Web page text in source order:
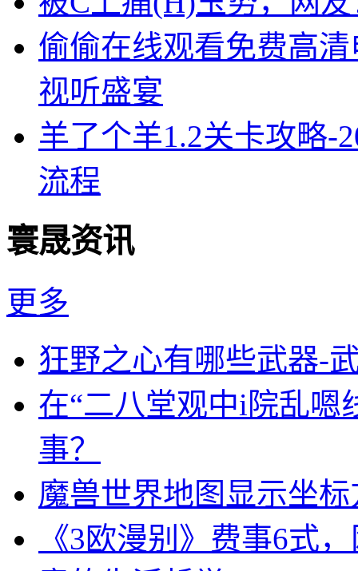
偷偷在线观看免费高
视听盛宴
羊了个羊1.2关卡攻略-
流程
寰晟资讯
更多
狂野之心有哪些武器-
在“二八堂观中i院乱嗯
事？
魔兽世界地图显示坐标
《3欧漫别》费事6式